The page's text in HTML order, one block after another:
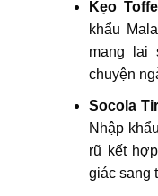
Kẹo
khẩu
mang lại
chuyện
Socola
Nhập
rũ kết
giác sang